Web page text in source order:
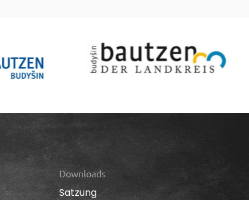
Downloads
Satzung